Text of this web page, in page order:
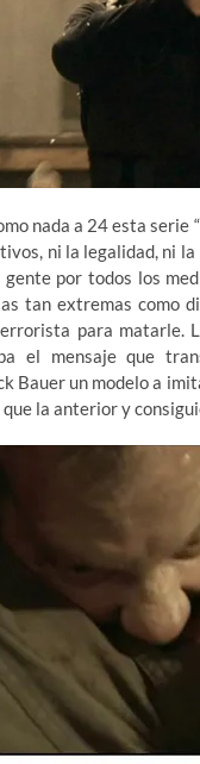
nada a 24 esta
ni la legalidad, ni
por todos los
tan extremas como
para matarle.
el mensaje que
Bauer un modelo a
la anterior y